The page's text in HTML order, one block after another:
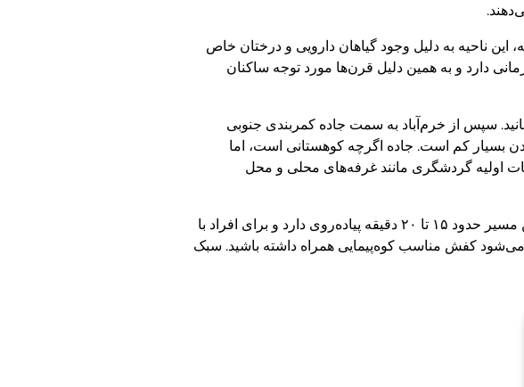
ناحیه به دلیل وجود گیاهان دارویی و درختان خاص
دارد و به همین دلیل قرن‌ها مورد توجه ساکنان
سپس از خرم‌آباد به سمت جاده کمربندی جنوبی
بسیار کم است. جاده اگرچه کوهستانی است، اما
اولیه گردشگری مانند غرفه‌های محلی و محل
پس از رسیدن به محل توقف خودرو، برای دسترسی به آبشار نوژیان باید مسیری پلکانی و شیب‌دار را طی کنید. این مسیر حدود ۱۵ تا ۲۰ دقیقه پیاده‌روی دارد و برای افراد با
کفش مناسب کوه‌پیمایی همراه داشته باشید. سبک